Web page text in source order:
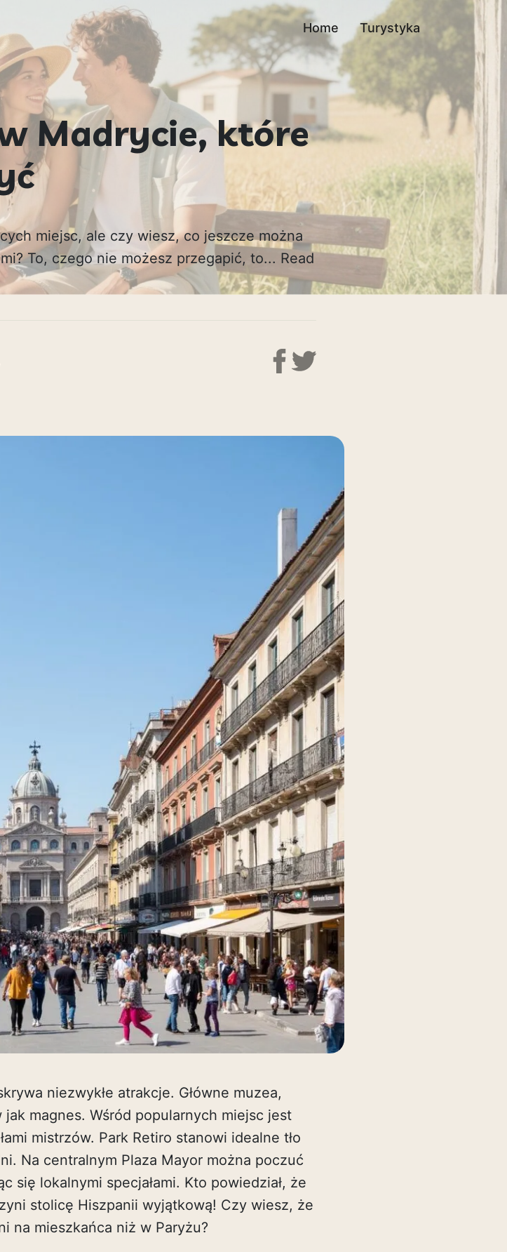
Home Turystyka
Madrycie, które
miejsc, ale czy wiesz, co jeszcze można
To, czego nie możesz przegapić, to... Read
niezwykłe atrakcje. Główne muzea,
magnes. Wśród popularnych miejsc jest
mistrzów. Park Retiro stanowi idealne tło
Na centralnym Plaza Mayor można poczuć
się lokalnymi specjałami. Kto powiedział, że
stolicę Hiszpanii wyjątkową! Czy wiesz, że
na mieszkańca niż w Paryżu?